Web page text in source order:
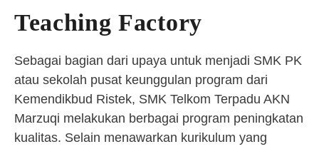
Teaching Factory
Sebagai bagian dari upaya untuk menjadi SMK PK
atau sekolah pusat keunggulan program dari
Kemendikbud Ristek, SMK Telkom Terpadu AKN
Marzuqi melakukan berbagai program peningkatan
kualitas. Selain menawarkan kurikulum yang